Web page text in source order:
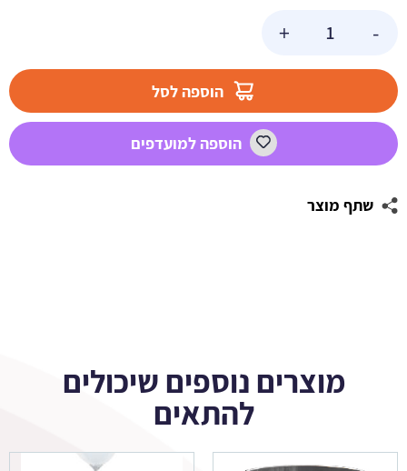
-
פסטל
+
הוספה לסל
הוספה למועדפים
שתף מוצר
מוצרים נוספים שיכולים
להתאים